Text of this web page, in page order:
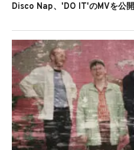
Disco Nap、'DO IT'のMVを公開